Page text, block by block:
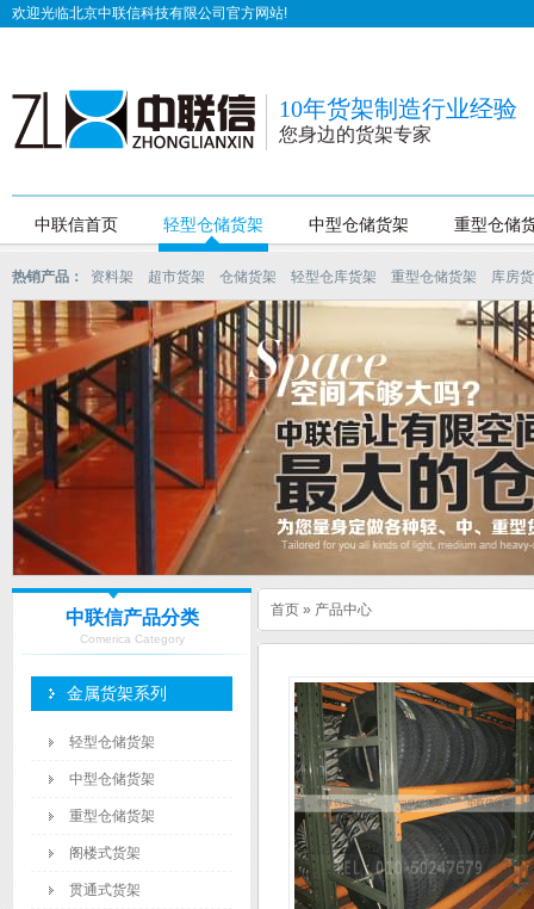
欢迎光临北京中联信科技有限公司官方网站!
10年货架制造行业经验
您身边的货架专家
中联信首页 轻型仓储货架 中型仓储货架 重型仓储
热销产品： 资料架 超市货架 仓储货架 轻型仓库货架 重型仓储货架 库房
中联信产品分类
Comerica Category
金属货架系列
轻型仓储货架
中型仓储货架
重型仓储货架
阁楼式货架
贯通式货架
首页 » 产品中心